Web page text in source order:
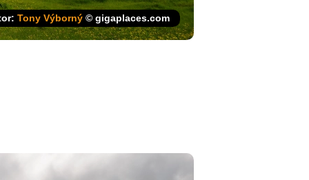
Tony Výborný © gigaplaces.com